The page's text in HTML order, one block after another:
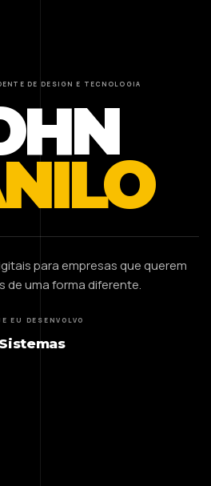
DE DESIGN E TECNOLOGIA
para empresas que querem
de uma forma diferente.
EU DESENVOLVO
Sistemas